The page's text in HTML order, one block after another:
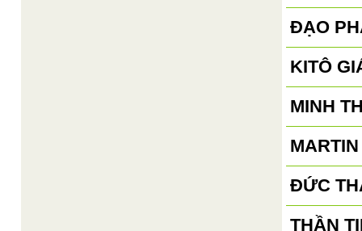
ĐẠO
KITÔ
MINH
ĐỨC
THẦN